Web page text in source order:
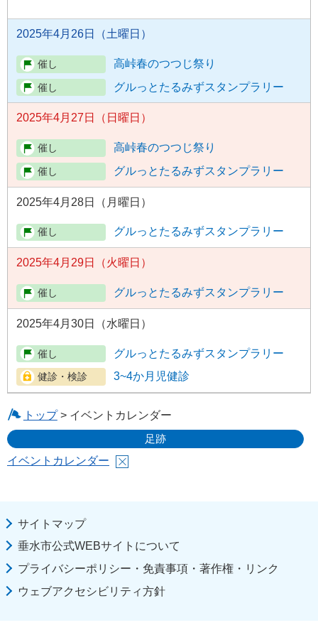
2025年4月26日（土曜日）
高峠春のつつじ祭り
グルっとたるみずスタンプラリー
2025年4月27日（日曜日）
高峠春のつつじ祭り
グルっとたるみずスタンプラリー
2025年4月28日（月曜日）
グルっとたるみずスタンプラリー
2025年4月29日（火曜日）
グルっとたるみずスタンプラリー
2025年4月30日（水曜日）
グルっとたるみずスタンプラリー
3~4か月児健診
トップ> イベントカレンダー
足跡
イベントカレンダー
サイトマップ
垂水市公式WEBサイトについて
プライバシーポリシー・免責事項・著作権・リンク
ウェブアクセシビリティ方針